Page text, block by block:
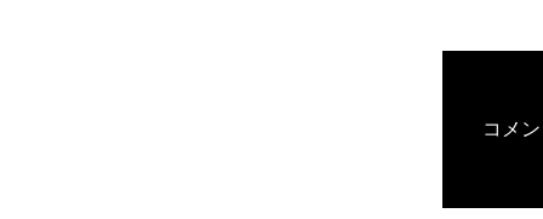
コメ